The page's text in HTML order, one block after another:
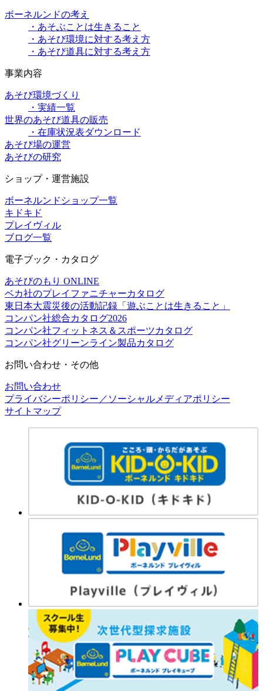
ボーネルンドの考え
・あそぶことは生きること
・あそび環境に対する考え方
・あそび道具に対する考え方
事業内容
あそび環境づくり
・実績一覧
世界のあそび道具の販売
・在庫状況表ダウンロード
あそび場の運営
あそびの研究
ショップ・運営施設
ボーネルンドショップ一覧
キドキド
プレイヴィル
ブログ一覧
電子ブック・カタログ
あそびのもり ONLINE
ベカ社のプレイファニチャーカタログ
東日本大震災後の活動記録「遊ぶことは生きること」
コンパン社総合カタログ2026
コンパン社フィットネス＆スポーツカタログ
コンパン社グリーンライン製品カタログ
お問い合わせ・その他
お問い合わせ
プライバシーポリシー／ソーシャルメディアポリシー
サイトマップ